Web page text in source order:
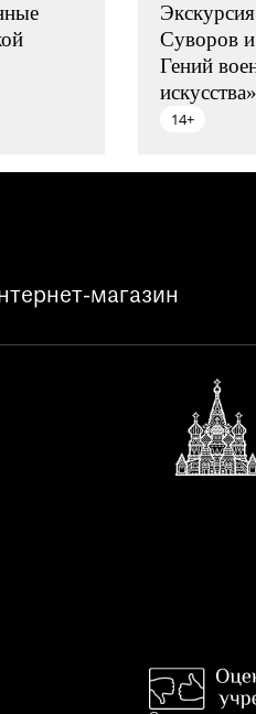
Суворов
Гений
искусства»
14+
магазин